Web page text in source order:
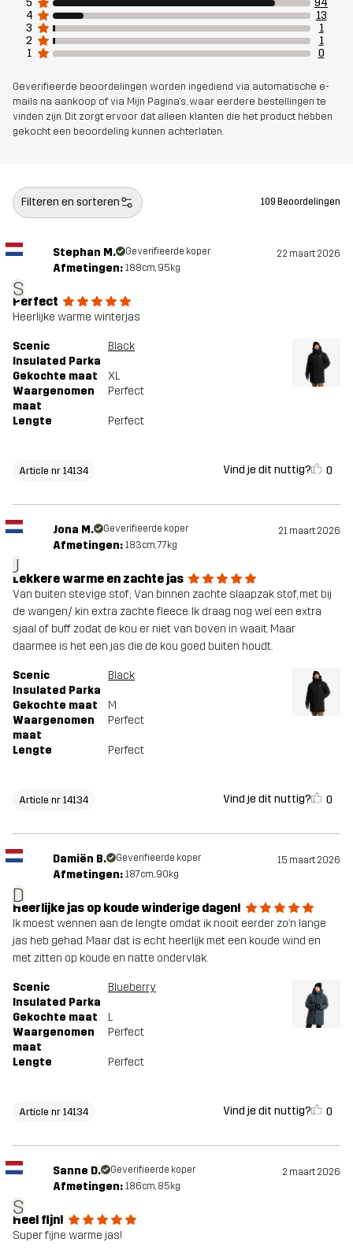
4
13
3
1
2
1
1
0
Geverifieerde beoordelingen worden ingediend via automatische e-
mails na aankoop of via Mijn Pagina's, waar eerdere bestellingen te
vinden zijn. Dit zorgt ervoor dat alleen klanten die het product hebben
gekocht een beoordeling kunnen achterlaten.
Filteren en sorteren 109 Beoordelingen
S
Stephan M. Geverifieerde koper 22 maart 2026
Afmetingen: 188cm, 95kg
Perfect
Heerlijke warme winterjas
Scenic
Insulated Parka
Black
Gekochte maat
XL
Waargenomen
maat
Perfect
Lengte Perfect
Article nr 14134 Vind je dit nuttig? 0
J
Jona M. Geverifieerde koper 21 maart 2026
Afmetingen: 183cm, 77kg
Lekkere warme en zachte jas
Van buiten stevige stof; Van binnen zachte slaapzak stof, met bij
de wangen/ kin extra zachte fleece. Ik draag nog wel een extra
sjaal of buff zodat de kou er niet van boven in waait. Maar
daarmee is het een jas die de kou goed buiten houdt.
Scenic
Insulated Parka
Black
Gekochte maat
M
Waargenomen
maat
Perfect
Lengte Perfect
Article nr 14134 Vind je dit nuttig? 0
D
Damiën B. Geverifieerde koper 15 maart 2026
Afmetingen: 187cm, 90kg
Heerlijke jas op koude winderige dagen!
Ik moest wennen aan de lengte omdat ik nooit eerder zo’n lange
jas heb gehad. Maar dat is echt heerlijk met een koude wind en
met zitten op koude en natte ondervlak.
Scenic
Insulated Parka
Blueberry
Gekochte maat
L
Waargenomen
maat
Perfect
Lengte Perfect
Article nr 14134 Vind je dit nuttig? 0
S
Sanne D. Geverifieerde koper 2 maart 2026
Afmetingen: 186cm, 85kg
Heel fijn!
Super fijne warme jas!